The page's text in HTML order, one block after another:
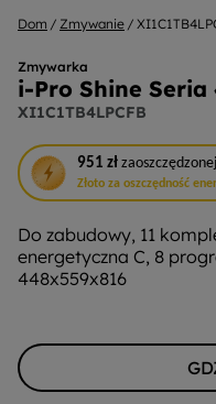
Dom Zmywanie
Zmywarka
i-Pro Shine Seria
XI1C1TB4LPCFB
951 zł
Złoto za oszczędność
To
działanie
otworzy
narzędzie
do
oszczędzania
energii
Do zabudowy, 11
energetyczna C, 8
448x559x816